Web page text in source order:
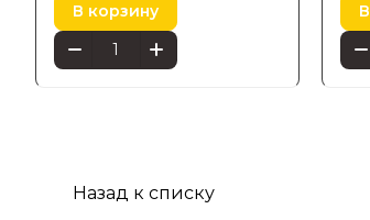
В корзину
Назад к списку